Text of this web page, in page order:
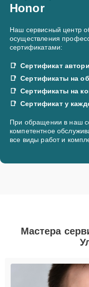
Honor
Наш сервисный центр
осуществления
сертификатами:
Сертификат
Сертификаты на
Сертификаты на
Сертификат у
При обращении в наш
компетентное
все виды работ и
Мастера